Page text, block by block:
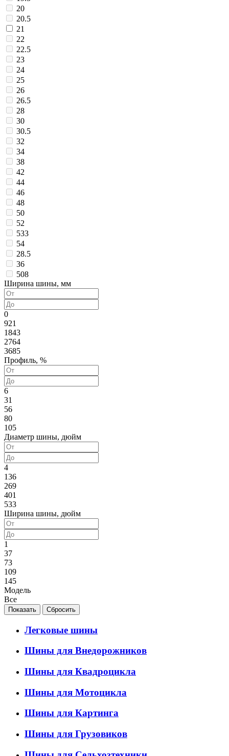
20
20.5
21
22
22.5
23
24
25
26
26.5
28
30
30.5
32
34
38
42
44
46
48
50
52
533
54
28.5
36
508
Ширина шины, мм
0
921
1843
2764
3685
Профиль, %
6
31
56
80
105
Диаметр шины, дюйм
4
136
269
401
533
Ширина шины, дюйм
1
37
73
109
145
Модель
Все
Легковые шины
Шины для Внедорожников
Шины для Квадроцикла
Шины для Мотоцикла
Шины для Картинга
Шины для Грузовиков